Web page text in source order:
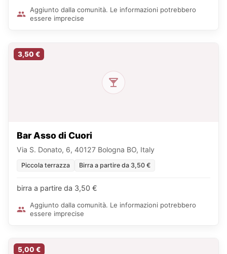
Aggiunto dalla comunità. Le informazioni potrebbero
essere imprecise
3,50 €
Bar Asso di Cuori
Via S. Donato, 6, 40127 Bologna BO, Italy
Piccola terrazza Birra a partire da 3,50 €
birra a partire da 3,50 €
Aggiunto dalla comunità. Le informazioni potrebbero
essere imprecise
5,00 €